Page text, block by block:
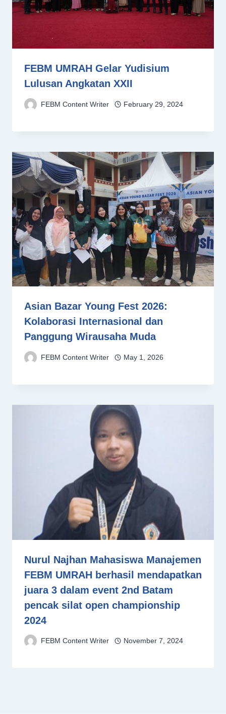
FEBM UMRAH Gelar Yudisium
Lulusan Angkatan XXII
FEBM Content Writer February 29, 2024
Asian Bazar Young Fest 2026:
Kolaborasi Internasional dan
Panggung Wirausaha Muda
FEBM Content Writer May 1, 2026
Nurul Najhan Mahasiswa Manajemen
FEBM UMRAH berhasil mendapatkan
juara 3 dalam event 2nd Batam
pencak silat open championship
2024
FEBM Content Writer November 7, 2024